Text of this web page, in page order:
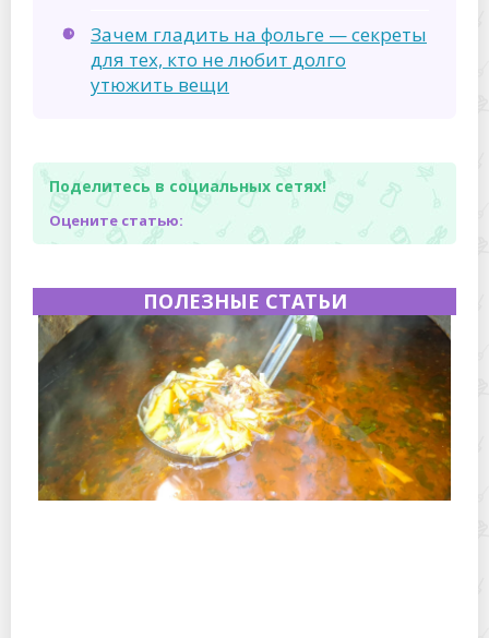
Зачем гладить на фольге — секреты
для тех, кто не любит долго
утюжить вещи
Поделитесь в социальных сетях!
Оцените статью:
ПОЛЕЗНЫЕ СТАТЬИ